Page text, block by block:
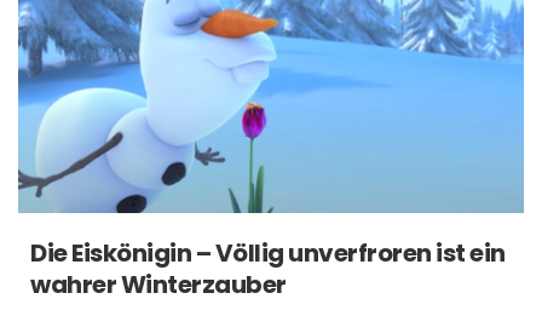
Die Eiskönigin – Völlig unverfroren ist ein
wahrer Winterzauber